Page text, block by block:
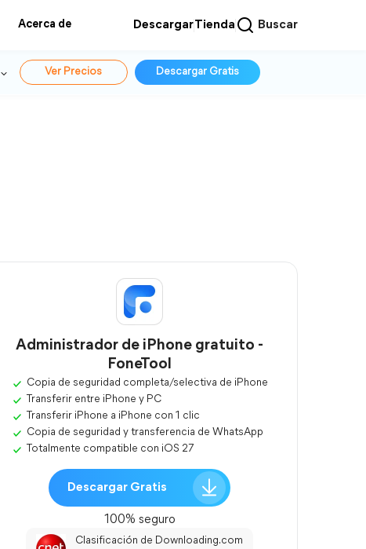
Acerca de DescargarTienda Buscar
Ver Precios Descargar Gratis
Administrador de iPhone gratuito -
FoneTool
Copia de seguridad completa/selectiva de iPhone
Transferir entre iPhone y PC
Transferir iPhone a iPhone con 1 clic
Copia de seguridad y transferencia de WhatsApp
Totalmente compatible con iOS 27
Descargar Gratis
100% seguro
Clasificación de Downloading.com